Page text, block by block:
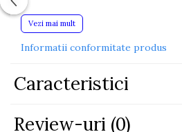
Joaca cu trenuletul contribuie la
ochi, indemanare, rabdare si
inventa propriile povesti, singuri
gandit pentru joaca repetata,
lunga durata.
Vezi mai mult
Informatii conformitate produs
Caracteristici
Review-uri (0)